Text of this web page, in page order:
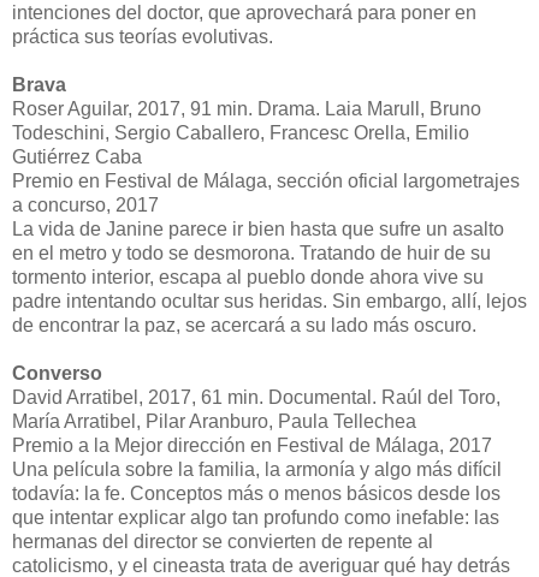
intenciones del doctor, que aprovechará para poner en
práctica sus teorías evolutivas.
Brava
Roser Aguilar, 2017, 91 min. Drama. Laia Marull, Bruno
Todeschini, Sergio Caballero, Francesc Orella, Emilio
Gutiérrez Caba
Premio en Festival de Málaga, sección oficial largometrajes
a concurso, 2017
La vida de Janine parece ir bien hasta que sufre un asalto
en el metro y todo se desmorona. Tratando de huir de su
tormento interior, escapa al pueblo donde ahora vive su
padre intentando ocultar sus heridas. Sin embargo, allí, lejos
de encontrar la paz, se acercará a su lado más oscuro.
Converso
David Arratibel, 2017, 61 min. Documental. Raúl del Toro,
María Arratibel, Pilar Aranburo, Paula Tellechea
Premio a la Mejor dirección en Festival de Málaga, 2017
Una película sobre la familia, la armonía y algo más difícil
todavía: la fe. Conceptos más o menos básicos desde los
que intentar explicar algo tan profundo como inefable: las
hermanas del director se convierten de repente al
catolicismo, y el cineasta trata de averiguar qué hay detrás